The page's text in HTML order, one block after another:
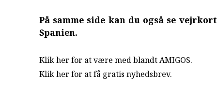
På samme side kan du også se
Spanien.
Klik her for at være med blandt AMIGOS.
Klik her for at få gratis nyhedsbrev.